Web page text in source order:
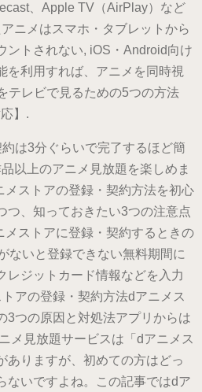
、Apple TV（AirPlay）など
ニメはスマホ・タブレットから
ントされない, iOS・Android向け
を利用すれば、アニメを同時視
テレビで見るための5つの方法
】.
は3分ぐらいで完了するほど簡
以上のアニメ見放題を楽しめま
メストアの登録・契約方法を初心
つ、知っておきたい3つの注意点
メストアに登録・契約するときの
ないと登録できない無料期間に
レジットカード情報などを入力
アの登録・契約方法dアニメス
3つの原因と対処法アプリからは
メ見放題サービスは「dアニメス
ありますが、初めての方はどっ
ないですよね。この記事ではdア